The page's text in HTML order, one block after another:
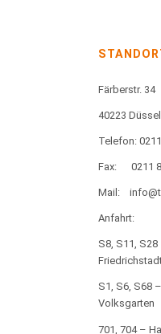
Färberstr. 34
40223
Telefon:
Fax: 0211
Mail:
Anfahrt:
S8, S11,
S1, S6, S68
Volksgarten
701, 704 –